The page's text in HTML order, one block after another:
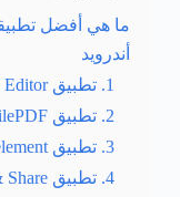
أندرويد
1. تطبيق OfficeSuite: Free Office + PDF Editor
2. تطبيق Foxit MobilePDF
3. تطبيق PDFelement
4. تطبيق PDF Reader- Scan, Edit & Share